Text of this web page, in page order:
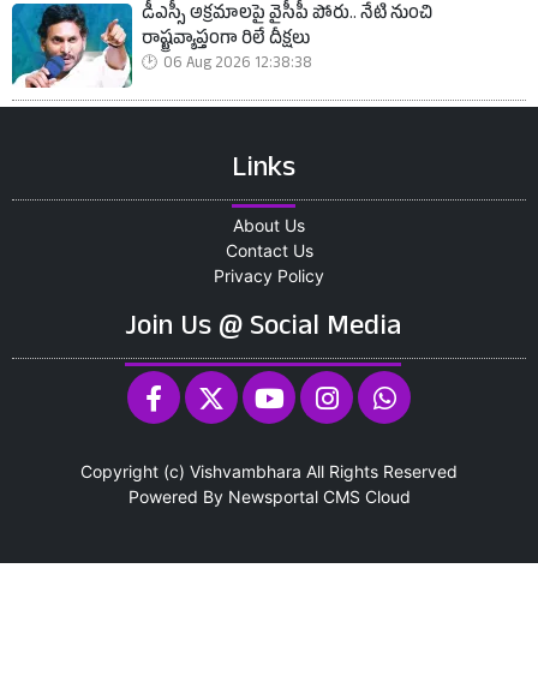
డీఎస్సీ అక్రమాలపై వైసీపీ పోరు.. నేటి నుంచి
రాష్ట్రవ్యాప్తంగా రిలే దీక్షలు
06 Aug 2026 12:38:38
Links
About Us
Contact Us
Privacy Policy
Join Us @ Social Media
Copyright (c) Vishvambhara All Rights Reserved
Powered By Newsportal CMS Cloud